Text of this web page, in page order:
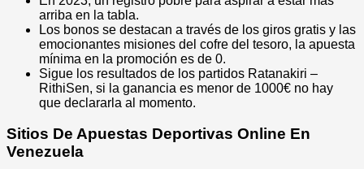
arriba en la tabla.
Los bonos se destacan a través de los giros gratis y las
emocionantes misiones del cofre del tesoro, la apuesta
mínima en la promoción es de 0.
Sigue los resultados de los partidos Ratanakiri –
RithiSen, si la ganancia es menor de 1000€ no hay
que declararla al momento.
Sitios De Apuestas Deportivas Online En
Venezuela